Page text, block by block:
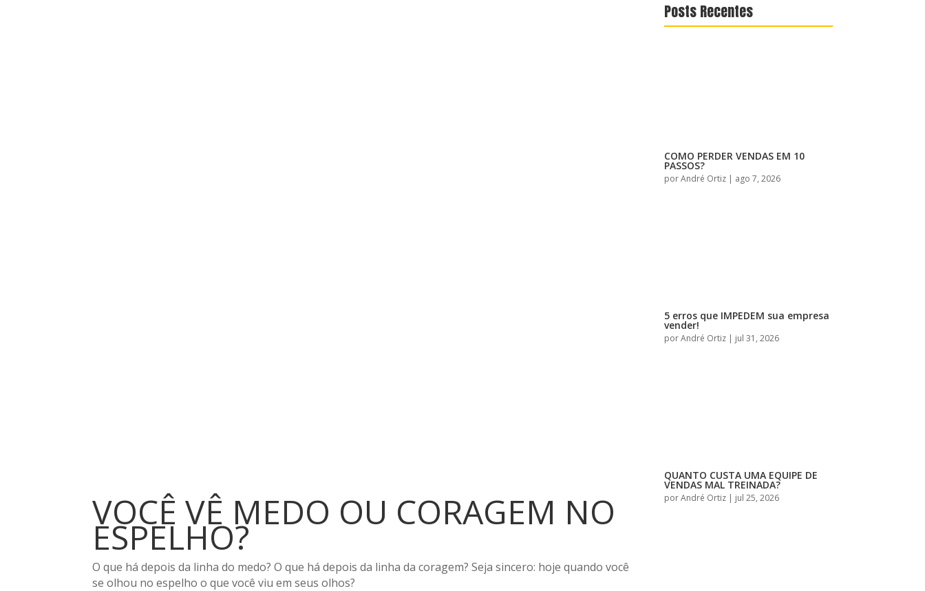
VOCÊ VÊ MEDO OU CORAGEM NO
ESPELHO?
O que há depois da linha do medo? O que há depois da linha da coragem? Seja sincero: hoje quando você
se olhou no espelho o que você viu em seus olhos?
Posts Recentes
COMO PERDER VENDAS EM 10
PASSOS?
porAndré Ortiz| ago 7, 2026
5 erros que IMPEDEM sua empresa
vender!
porAndré Ortiz| jul 31, 2026
QUANTO CUSTA UMA EQUIPE DE
VENDAS MAL TREINADA?
porAndré Ortiz| jul 25, 2026